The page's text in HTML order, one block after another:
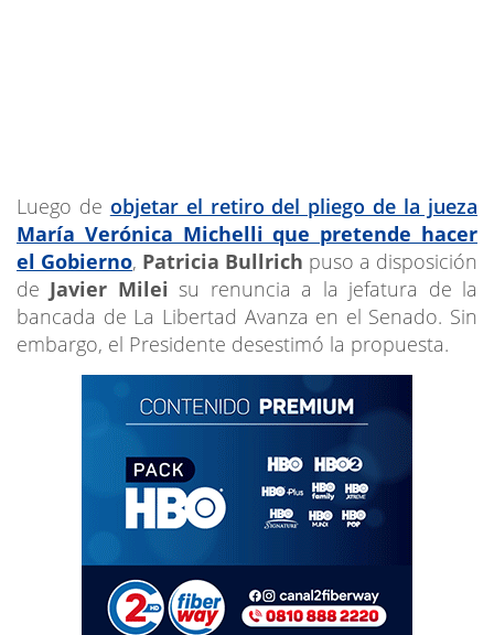
Luego de objetar el retiro del pliego de la jueza
María Verónica Michelli que pretende hacer
el Gobierno, Patricia Bullrich puso a disposición
de Javier Milei su renuncia a la jefatura de la
bancada de La Libertad Avanza en el Senado. Sin
embargo, el Presidente desestimó la propuesta.